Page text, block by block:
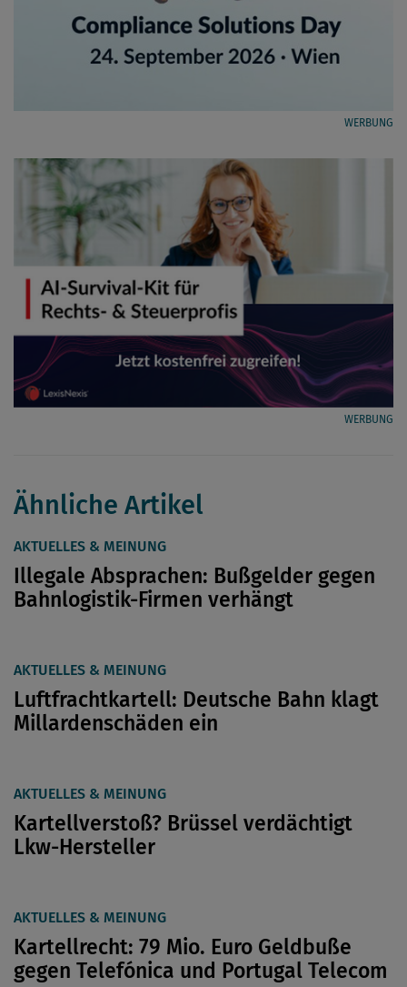
WERBUNG
WERBUNG
Ähnliche Artikel
AKTUELLES & MEINUNG
Illegale Absprachen: Bußgelder gegen
Bahnlogistik-Firmen verhängt
AKTUELLES & MEINUNG
Luftfrachtkartell: Deutsche Bahn klagt
Millardenschäden ein
AKTUELLES & MEINUNG
Kartellverstoß? Brüssel verdächtigt
Lkw-Hersteller
AKTUELLES & MEINUNG
Kartellrecht: 79 Mio. Euro Geldbuße
gegen Telefónica und Portugal Telecom